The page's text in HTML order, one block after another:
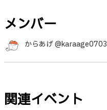
メンバー
からあげ @karaage0703
関連イベント